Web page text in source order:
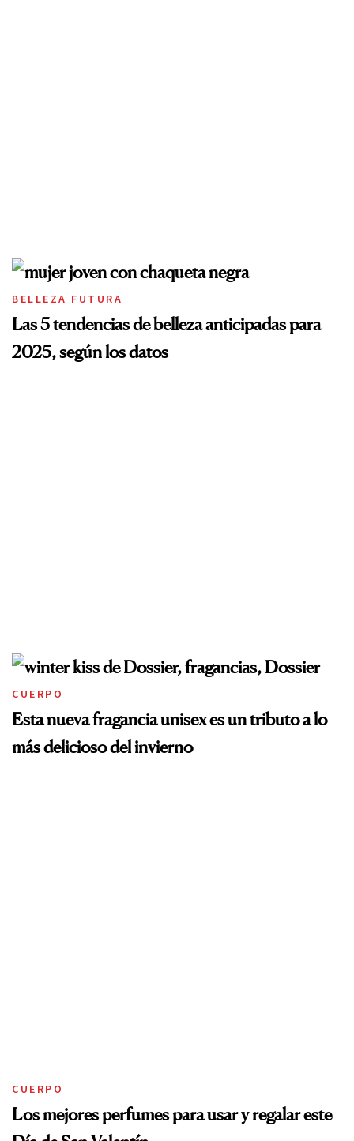
BELLEZA FUTURA
Las 5 tendencias de belleza anticipadas para
2025, según los datos
CUERPO
Esta nueva fragancia unisex es un tributo a lo
más delicioso del invierno
CUERPO
Los mejores perfumes para usar y regalar este